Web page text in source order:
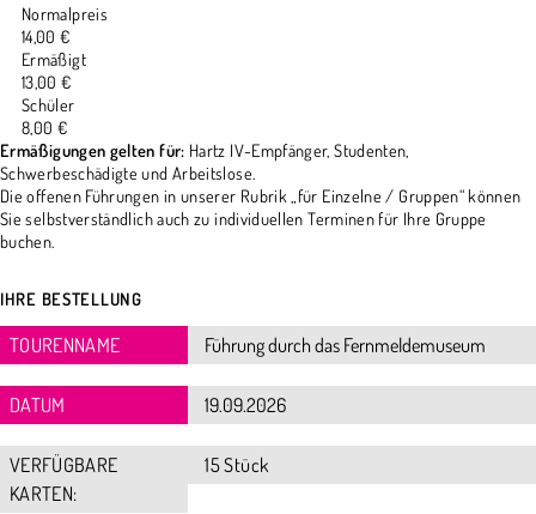
Normalpreis
14,00 €
Ermäßigt
13,00 €
Schüler
8,00 €
Ermäßigungen gelten für: Hartz IV-Empfänger, Studenten,
Schwerbeschädigte und Arbeitslose.
Die offenen Führungen in unserer Rubrik „für Einzelne / Gruppen“ können
Sie selbstverständlich auch zu individuellen Terminen für Ihre Gruppe
buchen.
IHRE BESTELLUNG
TOURENNAME
DATUM
VERFÜGBARE
KARTEN:
15 Stück